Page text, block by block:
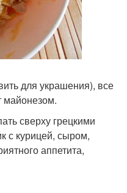
для украшения), все
майонезом.
сверху грецкими
с курицей, сыром,
аппетита,